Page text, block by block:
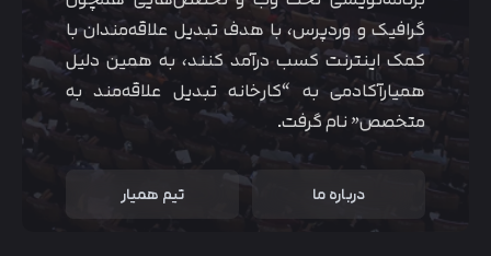
گرافیک و وردپرس، با هدف تبدیل علاقه‌مندان با
کمک اینترنت کسب درآمد کنند، به همین دلیل
همیارآکادمی به “کارخانه تبدیل علاقه‌مند به
متخصص” نام گرفت.
درباره ما تیم همیار
متوجه شدم